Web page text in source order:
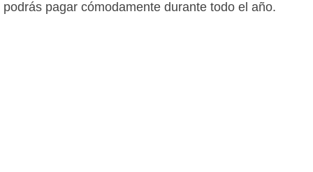
podrás pagar cómodamente durante todo el año.